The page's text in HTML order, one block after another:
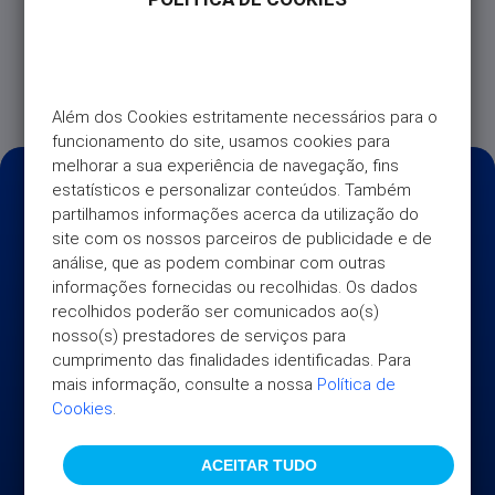
Além dos Cookies estritamente necessários para o
funcionamento do site, usamos cookies para
melhorar a sua experiência de navegação, fins
estatísticos e personalizar conteúdos. Também
partilhamos informações acerca da utilização do
site com os nossos parceiros de publicidade e de
análise, que as podem combinar com outras
informações fornecidas ou recolhidas. Os dados
recolhidos poderão ser comunicados ao(s)
nosso(s) prestadores de serviços para
cumprimento das finalidades identificadas. Para
mais informação, consulte a nossa Política de
Cookies.
ACEITAR TUDO
UNIVERSO